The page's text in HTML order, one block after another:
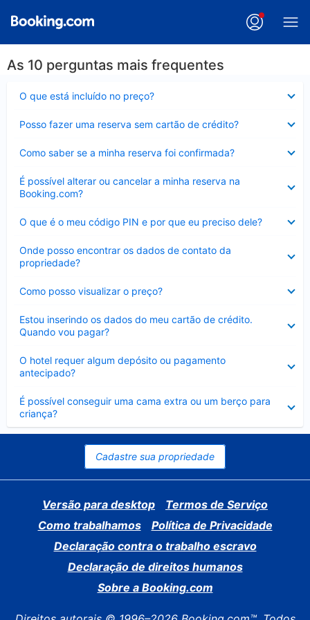
As 10 perguntas mais frequentes
O que está incluído no preço?
Posso fazer uma reserva sem cartão de crédito?
Como saber se a minha reserva foi confirmada?
É possível alterar ou cancelar a minha reserva na
Booking.com?
Contraído
O que é o meu código PIN e por que eu preciso dele?
Onde posso encontrar os dados de contato da
propriedade?
Como posso visualizar o preço?
Estou inserindo os dados do meu cartão de crédito.
Quando vou pagar?
O hotel requer algum depósito ou pagamento
antecipado?
É possível conseguir uma cama extra ou um berço para
criança?
Contraído
Cadastre sua propriedade
Versão para desktop
Termos de Serviço
Como trabalhamos
Política de Privacidade
Declaração contra o trabalho escravo
Declaração de direitos humanos
Sobre a Booking.com